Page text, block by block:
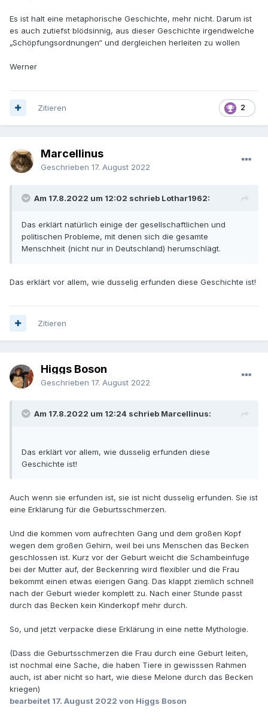
Es ist halt eine metaphorische Geschichte, mehr nicht. Darum ist
es auch zutiefst blödsinnig, aus dieser Geschichte irgendwelche
„Schöpfungsordnungen“ und dergleichen herleiten zu wollen
Werner
2
Zitieren
Marcellinus
Geschrieben 17. August 2022
Am 17.8.2022 um 12:02 schrieb Lothar1962:
Das erklärt natürlich einige der gesellschaftlichen und
politischen Probleme, mit denen sich die gesamte
Menschheit (nicht nur in Deutschland) herumschlägt.
Das erklärt vor allem, wie dusselig erfunden diese Geschichte ist!
Zitieren
Higgs Boson
Geschrieben 17. August 2022
Am 17.8.2022 um 12:24 schrieb Marcellinus:
Das erklärt vor allem, wie dusselig erfunden diese
Geschichte ist!
Auch wenn sie erfunden ist, sie ist nicht dusselig erfunden. Sie ist
eine Erklärung für die Geburtsschmerzen.
Und die kommen vom aufrechten Gang und dem großen Kopf
wegen dem großen Gehirn, weil bei uns Menschen das Becken
geschlossen ist. Kurz vor der Geburt weicht die Schambeinfuge
bei der Mutter auf, der Beckenring wird flexibler und die Frau
bekommt einen etwas eierigen Gang. Das klappt ziemlich schnell
nach der Geburt wieder komplett zu. Nach einer Stunde passt
durch das Becken kein Kinderkopf mehr durch.
So, und jetzt verpacke diese Erklärung in eine nette Mythologie.
(Dass die Geburtsschmerzen die Frau durch eine Geburt leiten,
ist nochmal eine Sache, die haben Tiere in gewisssen Rahmen
auch, ist aber nicht so hart, wie diese Melone durch das Becken
kriegen)
bearbeitet 17. August 2022 von Higgs Boson